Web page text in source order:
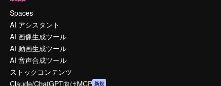
Spaces
AI アシスタント
AI 画像生成ツール
AI 動画生成ツール
AI 音声合成ツール
ストックコンテンツ
Claude/ChatGPT向けMCP 新規